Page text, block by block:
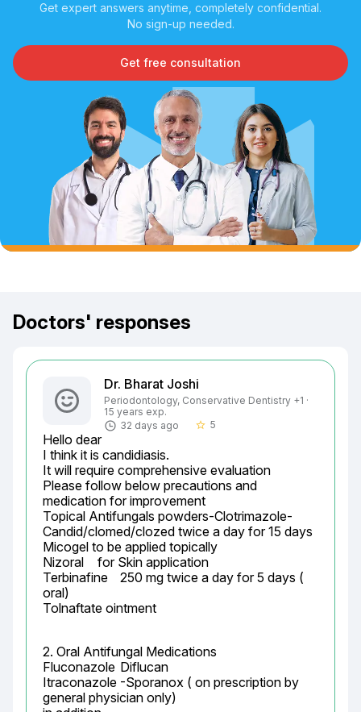
Get expert answers anytime, completely confidential.
No sign-up needed.
Get free consultation
Doctors' responses
Dr. Bharat Joshi
Periodontology, Conservative Dentistry +1 ·
15 years exp.
32 days ago
star_border 5
Hello dear
I think it is candidiasis.
It will require comprehensive evaluation
Please follow below precautions and
medication for improvement
Topical Antifungals powders-Clotrimazole-
Candid/clomed/clozed twice a day for 15 days
Micogel to be applied topically
Nizoral	 for Skin application
Terbinafine	250 mg twice a day for 5 days (
oral)
Tolnaftate ointment
2. Oral Antifungal Medications
Fluconazole	Diflucan
Itraconazole	-Sporanox ( on prescription by
general physician only)